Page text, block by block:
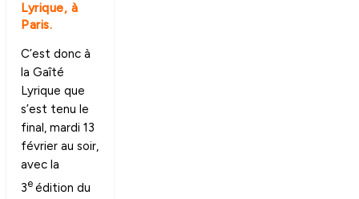
Lyrique, à
Paris.
C’est donc à
la Gaîté
Lyrique que
s’est tenu le
final, mardi 13
février au soir,
avec la
3e édition du